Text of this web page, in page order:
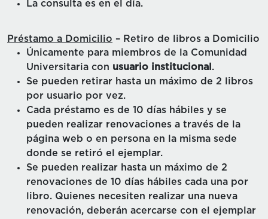
La consulta es en el día.
Préstamo a Domicilio – Retiro de libros a Domicilio
Únicamente para miembros de la Comunidad
Universitaria con usuario institucional .
Se pueden retirar hasta un máximo de 2 libros
por usuario por vez.
Cada préstamo es de 10 días hábiles y se
pueden realizar renovaciones a través de la
página web o en persona en la misma sede
donde se retiró el ejemplar.
Se pueden realizar hasta un máximo de 2
renovaciones de 10 días hábiles cada una por
libro. Quienes necesiten realizar una nueva
renovación, deberán acercarse con el ejemplar